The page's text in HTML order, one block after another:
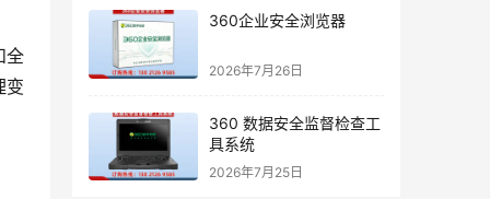
全
变
360企业安全浏览器
2026年7月26日
360 数据安全监督检查工
具系统
2026年7月25日